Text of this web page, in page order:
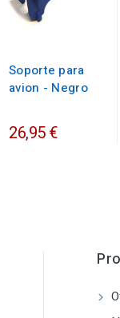
Soporte para
avion - Negro
26,95 €